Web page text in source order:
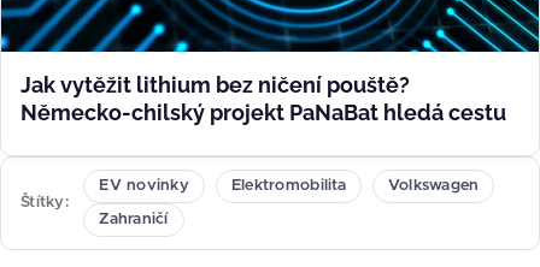
Jak vytěžit lithium bez ničení pouště?
Německo-chilský projekt PaNaBat hledá cestu
Štítky
EV novinky Elektromobilita Volkswagen
Zahraničí